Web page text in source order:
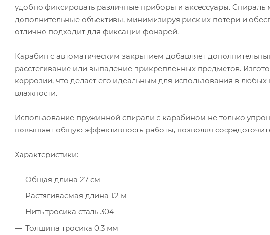
удобно фиксировать различные приборы и аксессуары.
дополнительные объективы, минимизируя риск их потери и
отлично подходит для фиксации фонарей.
Карабин с автоматическим закрытием добавляет
расстегивание или выпадение прикреплённых предметов.
коррозии, что делает его идеальным для использования в
влажности.
Использование пружинной спирали с карабином не только
повышает общую эффективность работы, позволяя
Характеристики:
Общая длина 27 см
Растягиваемая длина 1.2 м
Нить тросика сталь 304
Толщина тросика 0.3 мм